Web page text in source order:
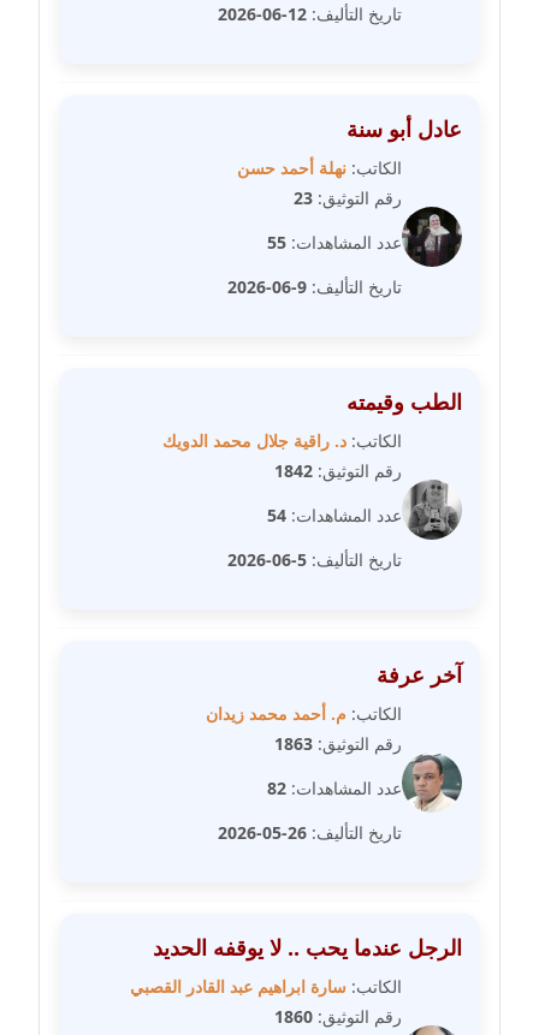
مدونة سحر حسب الله
عاملة
مدونة سعاد سيد
مدونة سلوى بدران
عاملة
مدونة سلوي جلال
مدونة سماح حامد
عاملة
عاملة
مدونة سهام كمال
عاملة
تاريخ التأليف: 12-06-2026
عادل أبو سنة
الكاتب: نهلة أحمد حسن
رقم التوثيق: 23
عدد المشاهدات: 55
تاريخ التأليف: 9-06-2026
الطب وقيمته
الكاتب: د. راقية جلال محمد الدويك
رقم التوثيق: 1842
عدد المشاهدات: 54
تاريخ التأليف: 5-06-2026
آخر عرفة
الكاتب: م. أحمد محمد زيدان
رقم التوثيق: 1863
عدد المشاهدات: 82
تاريخ التأليف: 26-05-2026
الرجل عندما يحب .. لا يوقفه الحديد
الكاتب: سارة ابراهيم عبد القادر القصبي
رقم التوثيق: 1860